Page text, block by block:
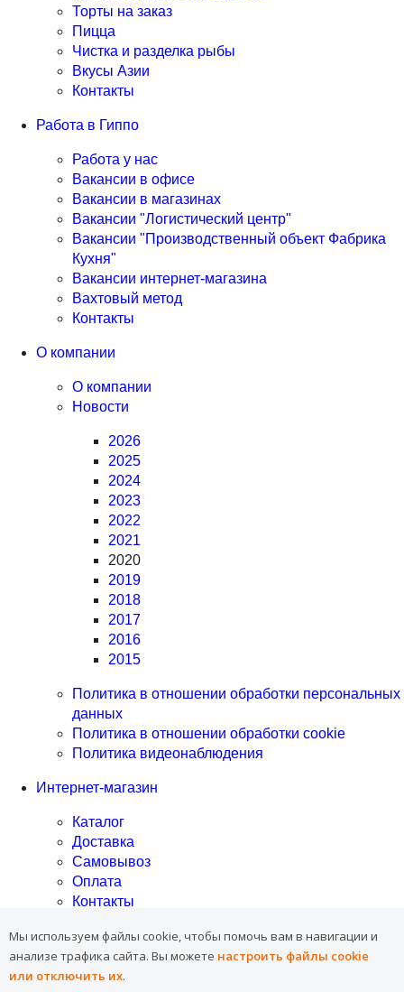
Торты на заказ
Пицца
Чистка и разделка рыбы
Вкусы Азии
Контакты
Работа в Гиппо
Работа у нас
Вакансии в офисе
Вакансии в магазинах
Вакансии "Логистический центр"
Вакансии "Производственный объект Фабрика
Кухня"
Вакансии интернет-магазина
Вахтовый метод
Контакты
О компании
О компании
Новости
2026
2025
2024
2023
2022
2021
2020
2019
2018
2017
2016
2015
Политика в отношении обработки персональных
данных
Политика в отношении обработки cookie
Политика видеонаблюдения
Интернет-магазин
Каталог
Доставка
Самовывоз
Оплата
Контакты
Программа лояльности
Мы используем файлы cookie, чтобы помочь вам в навигации и
анализе трафика сайта. Вы можете настроить файлы cookie
или отключить их.